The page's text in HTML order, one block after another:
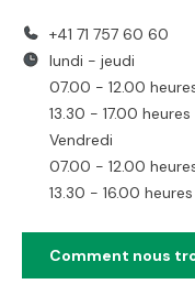
+41 71 757 60 60
lundi - jeudi
07.00 - 12.00
13.30 - 17.00 heures
Vendredi
07.00 - 12.00
13.30 - 16.00 heures
Comment nous